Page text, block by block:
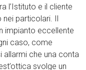
l’Istituto e il cliente
particolari. Il
impianto eccellente
caso, come
allarmi che una conta
svolge un